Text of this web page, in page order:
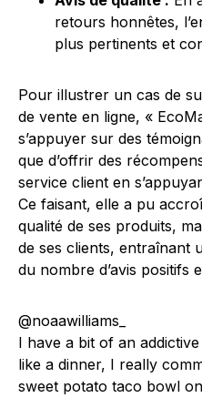
retours honnêtes,
plus pertinents et
Pour illustrer un cas de
de vente en ligne, «
s’appuyer sur des
que d’offrir des
service client en
Ce faisant, elle a pu
qualité de ses produits,
de ses clients, entraînant
du nombre d’avis positifs
@noaawilliams_
I have a bit of an
like a dinner, I really
sweet potato taco bowl